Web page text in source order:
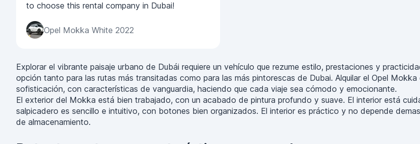
to choose this rental company in Dubai!
Opel Mokka White 2022
Explorar el vibrante paisaje urbano de Dubái requiere un vehículo que rezume estilo, prestaciones y
opción tanto para las rutas más transitadas como para las más pintorescas de Dubai. Alquilar el Opel
sofisticación, con características de vanguardia, haciendo que cada viaje sea cómodo y emocionante.
El exterior del Mokka está bien trabajado, con un acabado de pintura profundo y suave. El interior está
salpicadero es sencillo e intuitivo, con botones bien organizados. El interior es práctico y no depende
de almacenamiento.